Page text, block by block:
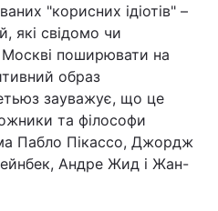
"корисних ідіотів" –
які свідомо чи
поширювати на
образ
зауважує, що це
та філософи
Пабло Пікассо, Джордж
Андре Жид і Жан-